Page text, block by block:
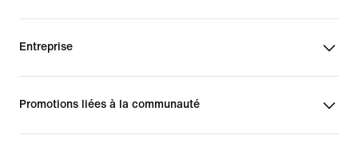
Entreprise
Promotions liées à la communauté